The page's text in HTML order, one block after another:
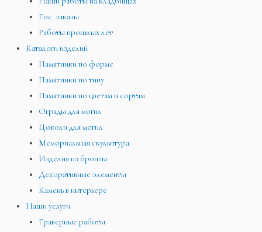
Гос. заказы
Работы прошлых лет
Каталоги изделий
Памятники по форме
Памятники по типу
Памятники по цветам и сортам
Ограды для могил
Цоколи для могил
Мемориальная скульптура
Изделия из бронзы
Декоративные элементы
Камень в интерьере
Наши услуги
Граверные работы